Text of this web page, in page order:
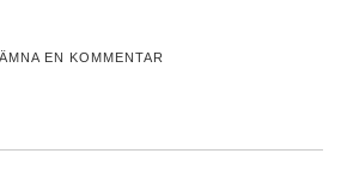
EN KOMMENTAR